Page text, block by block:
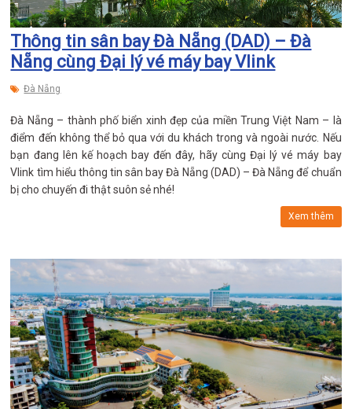
Thông tin sân bay Đà Nẵng (DAD) – Đà
Nẵng cùng Đại lý vé máy bay Vlink
Đà Nẵng
Đà Nẵng – thành phố biển xinh đẹp của miền Trung Việt Nam – là
điểm đến không thể bỏ qua với du khách trong và ngoài nước. Nếu
bạn đang lên kế hoạch bay đến đây, hãy cùng Đại lý vé máy bay
Vlink tìm hiểu thông tin sân bay Đà Nẵng (DAD) – Đà Nẵng để chuẩn
bị cho chuyến đi thật suôn sẻ nhé!
Xem thêm